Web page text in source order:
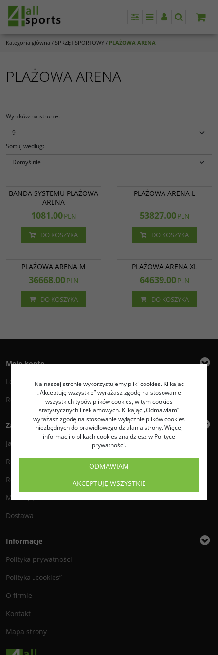
PanelMenuPanelSzukaj
Kategoria główna / SPRZĘT SPORTOWY / PLAŻOWA ARENA
PLAŻOWA ARENA
Wyników na stronie:
Sortuj według:
BANDA SYSTEMU PLAŻOWA
ARENA
1081.00PLN
DO KOSZYKA
PLAŻOWA ARENA L
53827.00PLN
DO KOSZYKA
PLAŻOWA ARENA M
36668.00PLN
DO KOSZYKA
PLAŻOWA ARENA XL
64639.00PLN
DO KOSZYKA
Moje konto
Logowanie
Rejestracja
Zakupy
Jak zamawiać?
Regulamin
Reklamacje i zwroty
Metody płatności
Dostawa
Informacje
Polityka prywatności
Polityka „cookies”
O firmie
Kontakt
Mapa strony
Na naszej stronie wykorzystujemy pliki cookies. Klikając
„Akceptuję wszystkie” wyrażasz zgodę na stosowanie
wszystkich typów plików cookies, w tym cookies
statystycznych i reklamowych. Klikając „Odmawiam”
wyrażasz zgodę na stosowanie wyłącznie plików cookies
niezbędnych do prawidłowego działania strony. Więcej
informacji o plikach cookies znajdziesz w Polityce
prywatności.
ODMAWIAM
AKCEPTUJĘ WSZYSTKIE